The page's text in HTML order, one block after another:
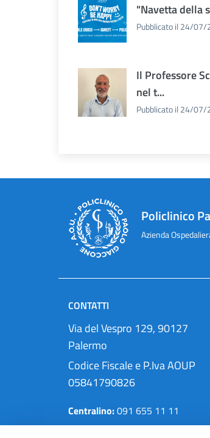
"Navetta della
Pubblicato il 24/
Il Professore
nel t...
Pubblicato il 24/
Policlinico
Azienda
CONTATTI
Via del Vespro 129, 90127
Palermo
Codice Fiscale e P.Iva AOUP
05841790826
Centralino:091 655 11 11
Pec: